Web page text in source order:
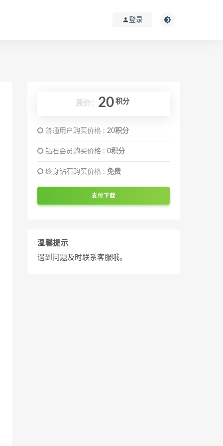
登录
原价： 20 积分
普通用户购买价格 : 20积分
钻石会员购买价格 : 0积分
终身钻石购买价格 : 免费
支付下载
温馨提示
遇到问题及时联系客服哦。